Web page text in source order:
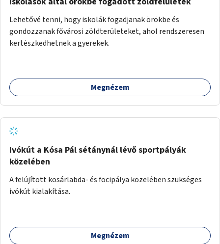
Lehetővé tenni, hogy iskolák fogadjanak örökbe és
gondozzanak fővárosi zöldterületeket, ahol rendszeresen
kertészkedhetnek a gyerekek.
Megnézem
Ivókút a Kósa Pál sétánynál lévő sportpályák
közelében
A felújított kosárlabda- és focipálya közelében szükséges
ivókút kialakítása.
Megnézem